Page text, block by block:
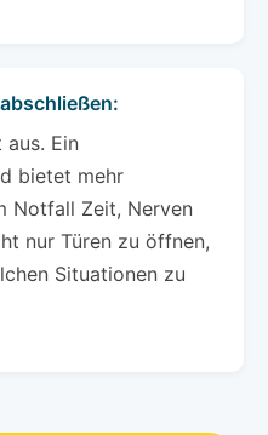
Ein
bietet mehr
Notfall Zeit, Nerven
nur Türen zu öffnen,
Situationen zu